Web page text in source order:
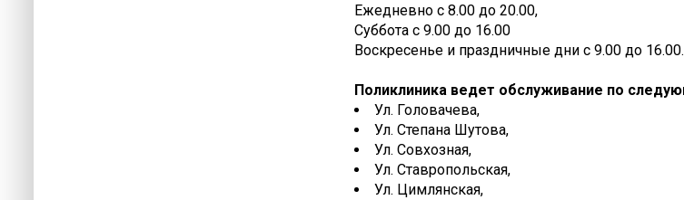
Ежедневно с 8.00 до 20.00,
Суббота с 9.00 до 16.00
Воскресенье и праздничные дни с 9.00 до 16.00.
Поликлиника ведет обслуживание по
Ул. Головачева,
Ул. Степана Шутова,
Ул. Совхозная,
Ул. Ставропольская,
Ул. Цимлянская,